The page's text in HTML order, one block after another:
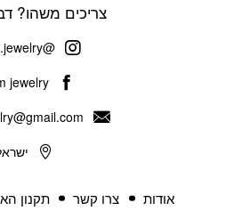
אודות צרו קשר תקנון
צריכים משהו?
@jetem.jewelry
jewelry